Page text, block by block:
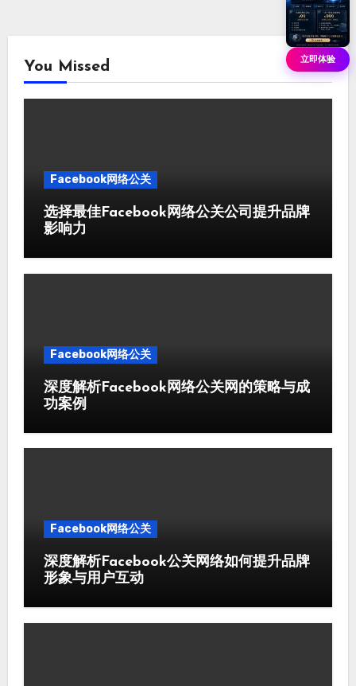
You Missed
Facebook网络公关
选择最佳Facebook网络公关公司提升品牌
影响力
Facebook网络公关
深度解析Facebook网络公关网的策略与成
功案例
Facebook网络公关
深度解析Facebook公关网络如何提升品牌
形象与用户互动
立即体验